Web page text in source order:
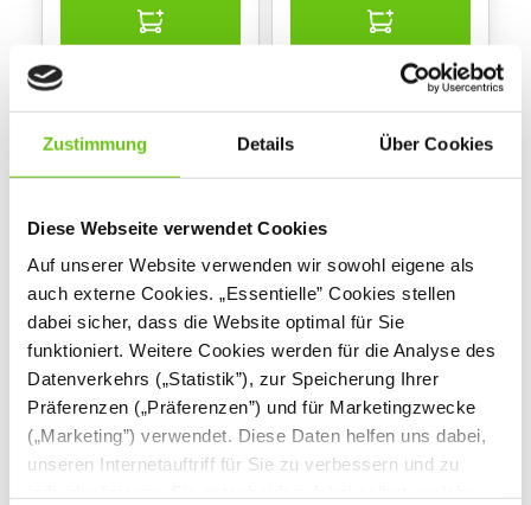
Zustimmung Details Über Cookies
Diese Webseite verwendet Cookies
Auf unserer Website verwenden wir sowohl eigene als
auch externe Cookies. „Essentielle” Cookies stellen
dabei sicher, dass die Website optimal für Sie
funktioniert. Weitere Cookies werden für die Analyse des
Datenverkehrs („Statistik”), zur Speicherung Ihrer
Präferenzen („Präferenzen”) und für Marketingzwecke
(„Marketing”) verwendet. Diese Daten helfen uns dabei,
unseren Internetauftriff für Sie zu verbessern und zu
Vinyl-Teppich, Grüne
Stadt
Produktnummer:617060
145,90 €
Vinyl-Teppich,
Hüpfekästchen
Produktnummer:617063
99,90 €